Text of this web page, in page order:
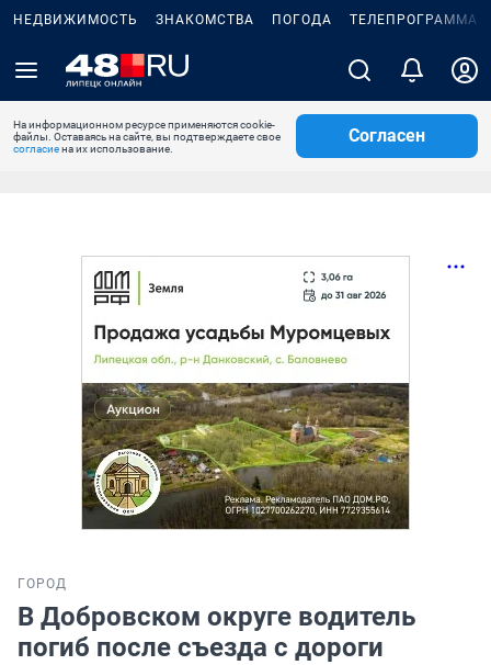
НЕДВИЖИМОСТЬ ЗНАКОМСТВА ПОГОДА ТЕЛЕПРОГРАММА
На информационном ресурсе применяются cookie-
файлы. Оставаясь на сайте, вы подтверждаете свое
согласиена их использование.
Согласен
ГОРОД
В Добровском округе водитель
погиб после съезда с дороги